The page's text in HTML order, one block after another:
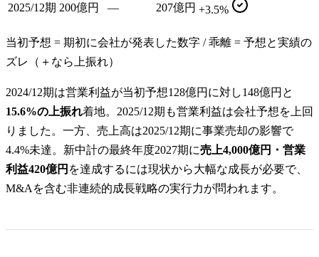
2025/12期 200億円 — 207億円 +3.5%
当初予想 = 期初に会社が発表した数字 / 乖離 = 予想と実績の
ズレ（＋なら上振れ）
2024/12期は営業利益が当初予想128億円に対し148億円と
15.6%の上振れ着地。2025/12期も営業利益は会社予想を上回
りました。一方、売上高は2025/12期に事業売却の影響で
4.4%未達。新中計の最終年度2027期に売上4,000億円・営業
利益420億円 を達成するには現状から大幅な成長が必要で、
M&Aを含む非連続的成長戦略の実行力が問われます。